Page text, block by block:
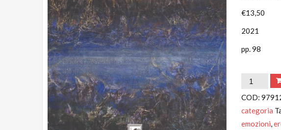
€13,50
2021
pp. 98
Liquide
emozioni
COD:
categoria
emozioni,